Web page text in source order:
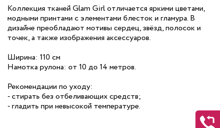
Коллекция тканей Glam Girl отличается яркими цветами,
модными принтами с элементами блесток и гламура. В
дизайне преобладают мотивы сердец, звёзд, полосок и
точек, а также изображения аксессуаров.
Ширина: 110 см
Намотка рулона: от 10 до 14 метров.
Рекомендации по уходу:
- стирать без отбеливающих средств;
- гладить при невысокой температуре.